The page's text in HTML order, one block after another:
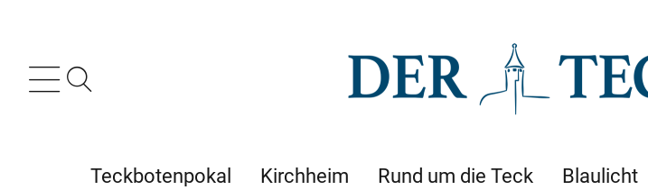
Teckbotenpokal Kirchheim Rund um die Teck Blaulicht